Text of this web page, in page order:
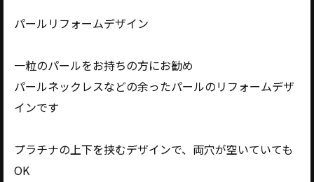
パールリフォームデザイン
一粒のパールをお持ちの方にお勧め
パールネックレスなどの余ったパールのリフォームデザ
インです
プラチナの上下を挟むデザインで、両穴が空いていても
OK